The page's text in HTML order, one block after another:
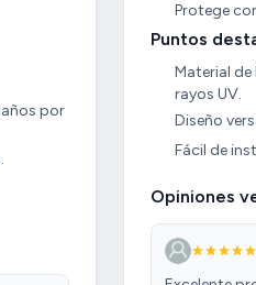
por
Protege
Puntos
Material
rayos UV.
Diseño
Fácil de
Opiniones